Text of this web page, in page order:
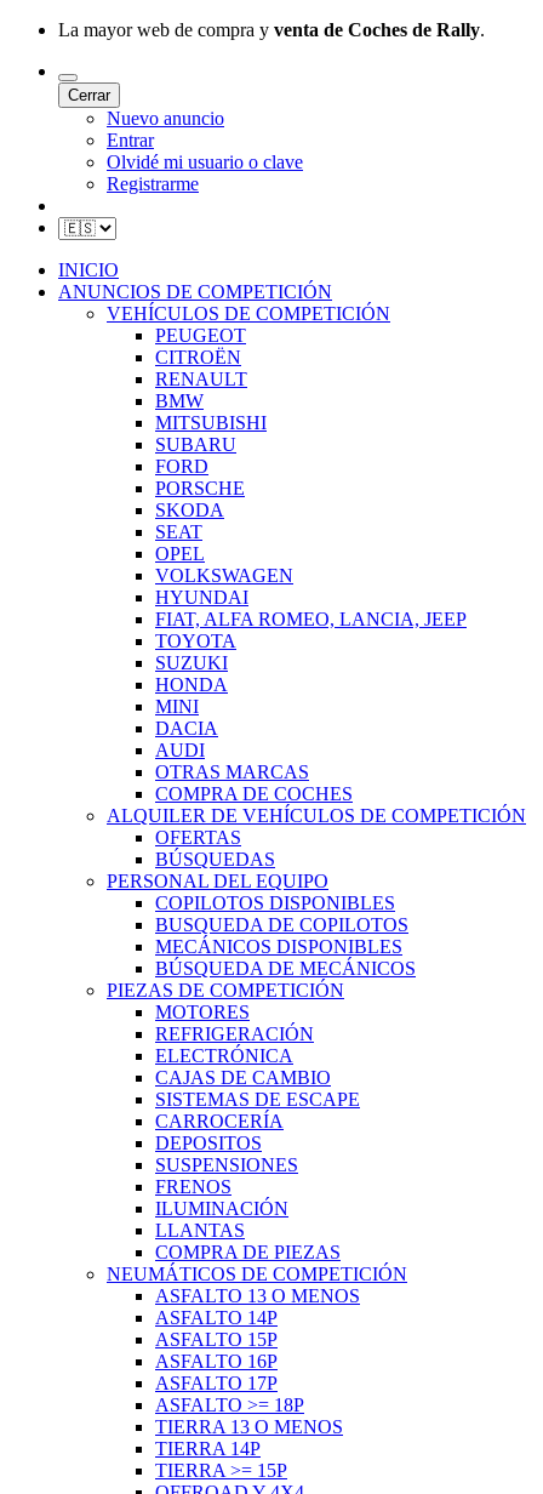
La mayor web de compra y venta de Coches de Rally.
Cerrar
Nuevo anuncio
Entrar
Olvidé mi usuario o clave
Registrarme
INICIO
ANUNCIOS DE COMPETICIÓN
VEHÍCULOS DE COMPETICIÓN
PEUGEOT
CITROËN
RENAULT
BMW
MITSUBISHI
SUBARU
FORD
PORSCHE
SKODA
SEAT
OPEL
VOLKSWAGEN
HYUNDAI
FIAT, ALFA ROMEO, LANCIA, JEEP
TOYOTA
SUZUKI
HONDA
MINI
DACIA
AUDI
OTRAS MARCAS
COMPRA DE COCHES
ALQUILER DE VEHÍCULOS DE COMPETICIÓN
OFERTAS
BÚSQUEDAS
PERSONAL DEL EQUIPO
COPILOTOS DISPONIBLES
BUSQUEDA DE COPILOTOS
MECÁNICOS DISPONIBLES
BÚSQUEDA DE MECÁNICOS
PIEZAS DE COMPETICIÓN
MOTORES
REFRIGERACIÓN
ELECTRÓNICA
CAJAS DE CAMBIO
SISTEMAS DE ESCAPE
CARROCERÍA
DEPOSITOS
SUSPENSIONES
FRENOS
ILUMINACIÓN
LLANTAS
COMPRA DE PIEZAS
NEUMÁTICOS DE COMPETICIÓN
ASFALTO 13 O MENOS
ASFALTO 14P
ASFALTO 15P
ASFALTO 16P
ASFALTO 17P
ASFALTO >= 18P
TIERRA 13 O MENOS
TIERRA 14P
TIERRA >= 15P